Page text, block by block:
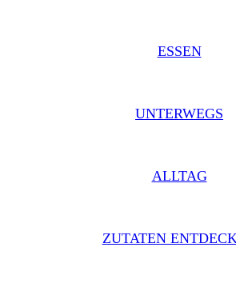
ESSEN
UNTERWEGS
ALLTAG
ZUTATEN